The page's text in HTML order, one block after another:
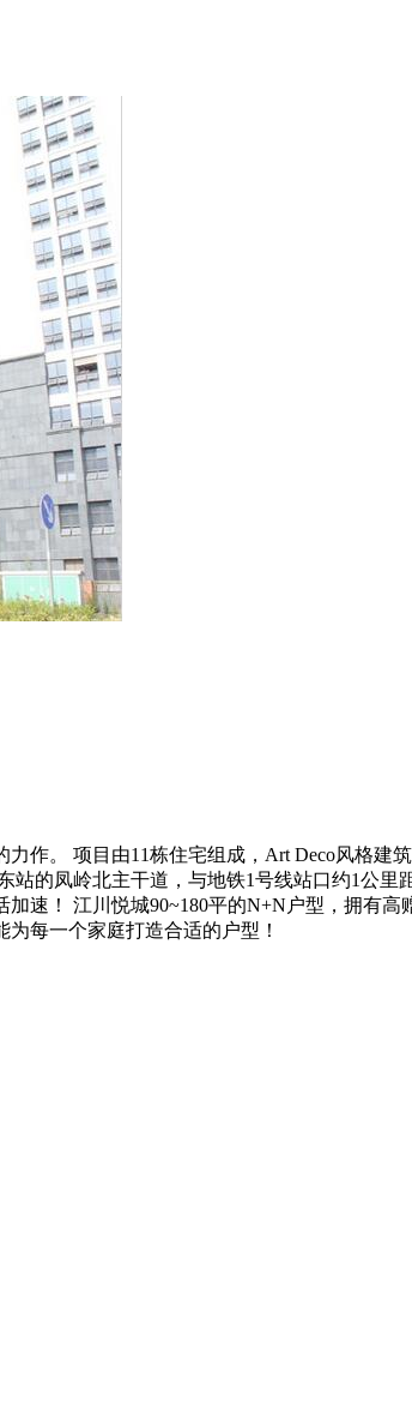
作。 项目由11栋住宅组成，Art Deco风格建
的凤岭北主干道，与地铁1号线站口约1公
速！ 江川悦城90~180平的N+N户型，拥有高
每一个家庭打造合适的户型！